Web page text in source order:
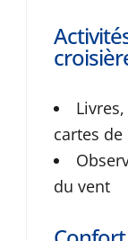
cartes
du vent